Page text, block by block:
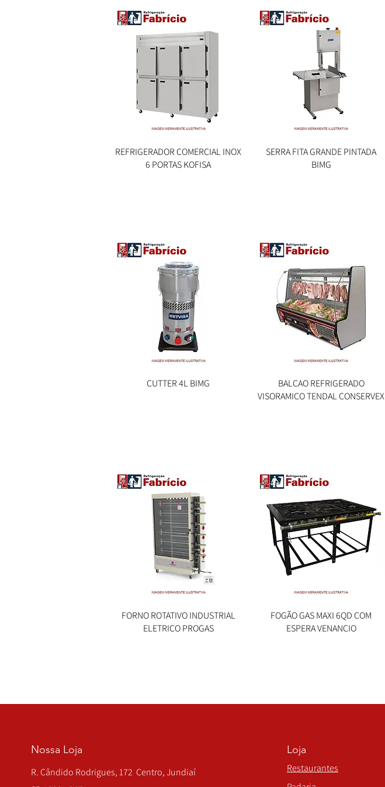
Visualização rápida
REFRIGERADOR COMERCIAL INOX
6 PORTAS KOFISA
Visualização rápida
SERRA FITA GRANDE PINTADA
BIMG
Visualização rápida
CUTTER 4L BIMG Visualização rápida
BALCAO REFRIGERADO
VISORAMICO TENDAL CONSERVEX
Visualização rápida
FORNO ROTATIVO INDUSTRIAL
ELETRICO PROGAS
Visualização rápida
FOGÃO GAS MAXI 6QD COM
ESPERA VENANCIO
Nossa Loja
R. Cândido Rodrigues, 172 Centro, Jundiaí
Loja
Restaurantes